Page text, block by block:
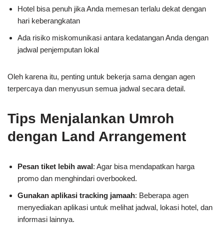
Hotel bisa penuh jika Anda memesan terlalu dekat dengan
hari keberangkatan
Ada risiko miskomunikasi antara kedatangan Anda dengan
jadwal penjemputan lokal
Oleh karena itu, penting untuk bekerja sama dengan agen
terpercaya dan menyusun semua jadwal secara detail.
Tips Menjalankan Umroh
dengan Land Arrangement
Pesan tiket lebih awal: Agar bisa mendapatkan harga
promo dan menghindari overbooked.
Gunakan aplikasi tracking jamaah: Beberapa agen
menyediakan aplikasi untuk melihat jadwal, lokasi hotel, dan
informasi lainnya.